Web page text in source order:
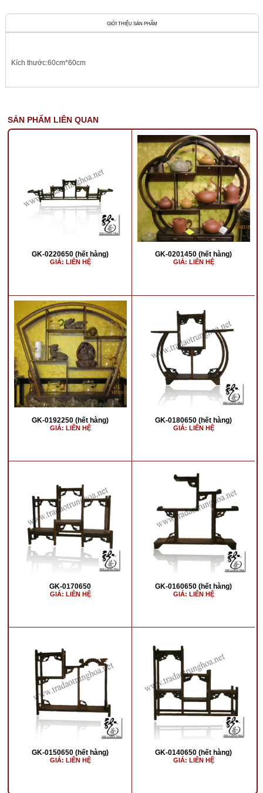
GIỚI THIỆU SẢN PHẨM
Kích thước:60cm*60cm
SẢN PHẨM LIÊN QUAN
GK-0220650 (hết hàng)
GIÁ: LIÊN HỆ
GK-0201450 (hết hàng)
GIÁ: LIÊN HỆ
GK-0192250 (hết hàng)
GIÁ: LIÊN HỆ
GK-0180650 (hết hàng)
GIÁ: LIÊN HỆ
GK-0170650
GIÁ: LIÊN HỆ
GK-0160650 (hết hàng)
GIÁ: LIÊN HỆ
GK-0150650 (hết hàng)
GIÁ: LIÊN HỆ
GK-0140650 (hết hàng)
GIÁ: LIÊN HỆ